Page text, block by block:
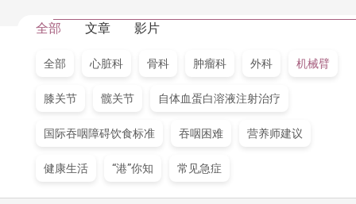
全部 文章 影片
全部 心脏科 骨科 肿瘤科 外科 机械臂
膝关节 髋关节 自体血蛋白溶液注射治疗
国际吞咽障碍饮食标准 吞咽困难 营养师建议
健康生活 “港”你知 常见急症